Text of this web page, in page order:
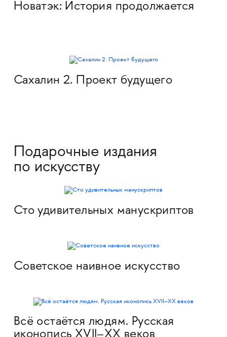
Новатэк: История продолжается
Сахалин 2. Проект будущего
Подарочные издания
по искусству
Сто удивительных манускриптов
Советское наивное искусство
Всё остаётся людям. Русская